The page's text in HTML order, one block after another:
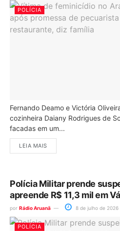
POLÍCIA
Fernando Deamo e Victória
cozinheira Daiany Rodrigues de
facadas em um...
LEIA MAIS
Polícia Militar prende
apreende R$ 11,3 mil em
por Rádio Aruanã 8 de julho de 2026
POLÍCIA